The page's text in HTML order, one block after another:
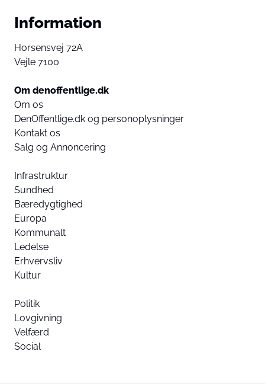
Information
Horsensvej 72A
Vejle 7100
Om denoffentlige.dk
Om os
DenOffentlige.dk og personoplysninger
Kontakt os
Salg og Annoncering
Infrastruktur
Sundhed
Bæredygtighed
Europa
Kommunalt
Ledelse
Erhvervsliv
Kultur
Politik
Lovgivning
Velfærd
Social